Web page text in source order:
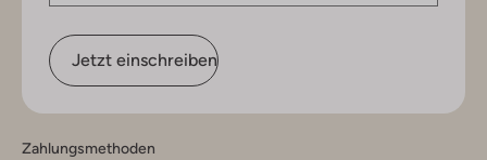
Jetzt einschreiben
Zahlungsmethoden